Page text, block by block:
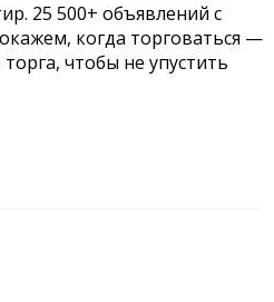
25 500+ объявлений с
когда торговаться —
чтобы не упустить